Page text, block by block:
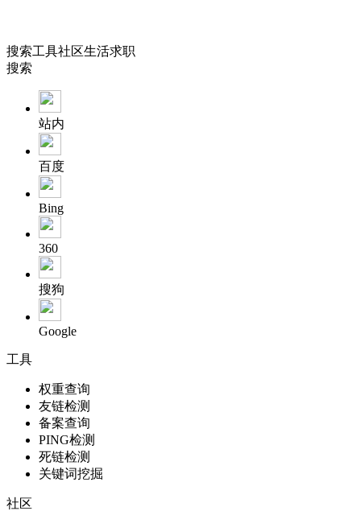
搜索工具社区生活求职
搜索
站内
百度
Bing
360
搜狗
Google
工具
权重查询
友链检测
备案查询
PING检测
死链检测
关键词挖掘
社区